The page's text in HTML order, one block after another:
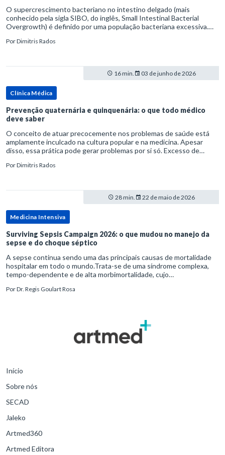
O supercrescimento bacteriano no intestino delgado (mais
conhecido pela sigla SIBO, do inglês, Small Intestinal Bacterial
Overgrowth) é definido por uma população bacteriana excessiva.
PorDimitris Rados
16 min. 03 de junho de 2026
Clínica Médica
Prevenção quaternária e quinquenária: o que todo médico
deve saber
O conceito de atuar precocemente nos problemas de saúde está
amplamente inculcado na cultura popular e na medicina. Apesar
disso, essa prática pode gerar problemas por si só. Excesso de
PorDimitris Rados
28 min. 22 de maio de 2026
Medicina Intensiva
Surviving Sepsis Campaign 2026: o que mudou no manejo da
sepse e do choque séptico
A sepse continua sendo uma das principais causas de mortalidade
hospitalar em todo o mundo.Trata-se de uma síndrome complexa,
tempo-dependente e de alta morbimortalidade, cujo
para o desfe
PorDr. Regis Goulart Rosa
Início
Sobre nós
SECAD
Jaleko
Artmed360
Artmed Editora